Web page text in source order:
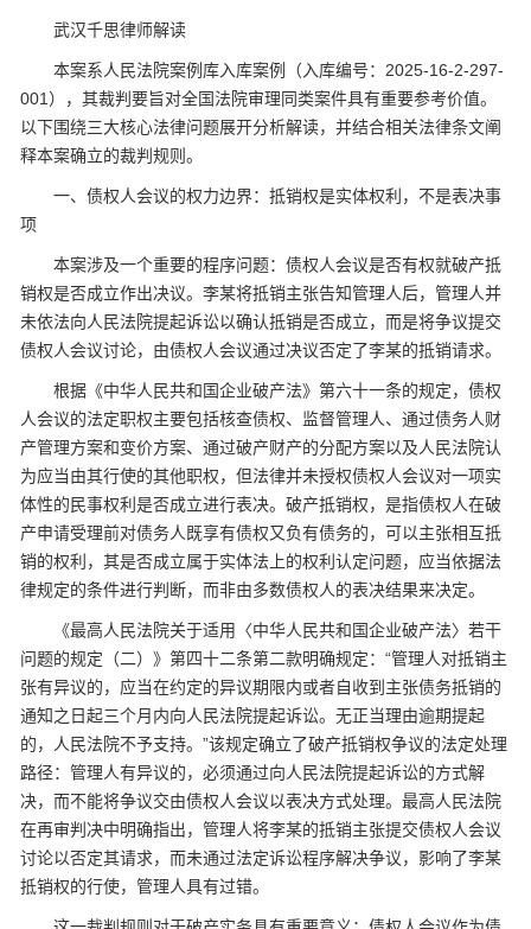
武汉千思律师解读
本案系人民法院案例库入库案例（入库编号：2025-16-2-297-
001），其裁判要旨对全国法院审理同类案件具有重要参考价值。
以下围绕三大核心法律问题展开分析解读，并结合相关法律条文阐
释本案确立的裁判规则。
一、债权人会议的权力边界：抵销权是实体权利，不是表决事
项
本案涉及一个重要的程序问题：债权人会议是否有权就破产抵
销权是否成立作出决议。李某将抵销主张告知管理人后，管理人并
未依法向人民法院提起诉讼以确认抵销是否成立，而是将争议提交
债权人会议讨论，由债权人会议通过决议否定了李某的抵销请求。
根据《中华人民共和国企业破产法》第六十一条的规定，债权
人会议的法定职权主要包括核查债权、监督管理人、通过债务人财
产管理方案和变价方案、通过破产财产的分配方案以及人民法院认
为应当由其行使的其他职权，但法律并未授权债权人会议对一项实
体性的民事权利是否成立进行表决。破产抵销权，是指债权人在破
产申请受理前对债务人既享有债权又负有债务的，可以主张相互抵
销的权利，其是否成立属于实体法上的权利认定问题，应当依据法
律规定的条件进行判断，而非由多数债权人的表决结果来决定。
《最高人民法院关于适用〈中华人民共和国企业破产法〉若干
问题的规定（二）》第四十二条第二款明确规定：“管理人对抵销主
张有异议的，应当在约定的异议期限内或者自收到主张债务抵销的
通知之日起三个月内向人民法院提起诉讼。无正当理由逾期提起
的，人民法院不予支持。”该规定确立了破产抵销权争议的法定处理
路径：管理人有异议的，必须通过向人民法院提起诉讼的方式解
决，而不能将争议交由债权人会议以表决方式处理。最高人民法院
在再审判决中明确指出，管理人将李某的抵销主张提交债权人会议
讨论以否定其请求，而未通过法定诉讼程序解决争议，影响了李某
抵销权的行使，管理人具有过错。